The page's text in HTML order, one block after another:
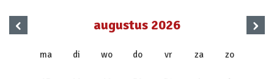
‹ augustus 2026
ma di wo do vr za zo
›